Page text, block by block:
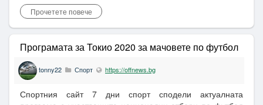
Прочетете повече
Програмата за Токио 2020 за мачовете по футбол
tonny22 Спорт https://offnews.bg
Спортния сайт 7 дни спорт сподели актуалната